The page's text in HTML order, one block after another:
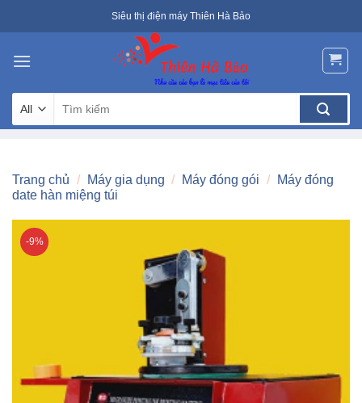
to
Siêu thị điện máy Thiên Hà Bảo
kiếm:
Trang chủ / Máy gia dụng / Máy đóng gói /
Máy đóng
date hàn miệng túi
-9%